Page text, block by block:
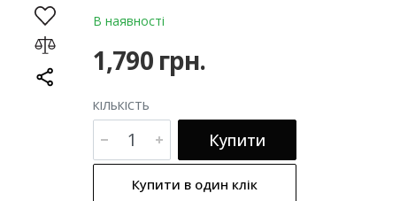
В наявності
1,790 грн.
КІЛЬКІСТЬ
Купити
Купити в один клік